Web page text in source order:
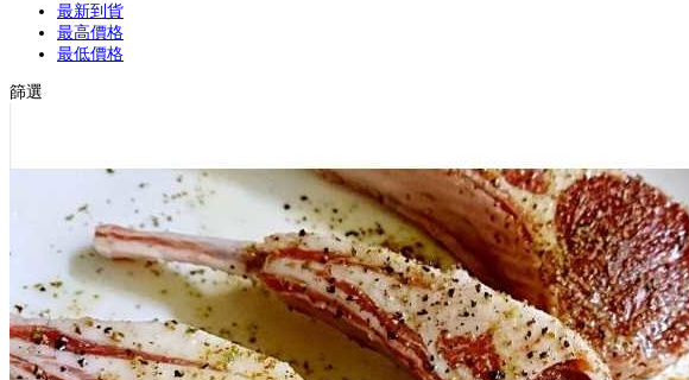
最新到貨
最高價格
最低價格
篩選